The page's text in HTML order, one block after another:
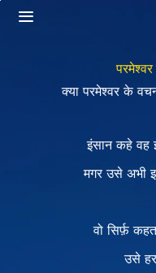
क्या परमेश्वर के
इंसान कहे वह
मगर उसे अभी
वो सिर्फ़
उसे हर